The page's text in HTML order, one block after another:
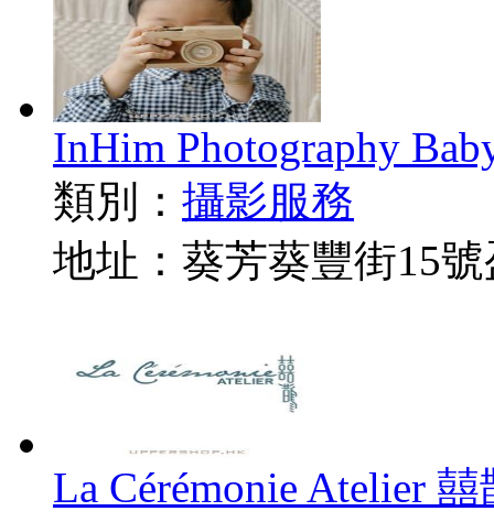
InHim Photography
類別： 攝影服務
地址：葵芳葵豐街15
La Cérémonie Atelier 囍